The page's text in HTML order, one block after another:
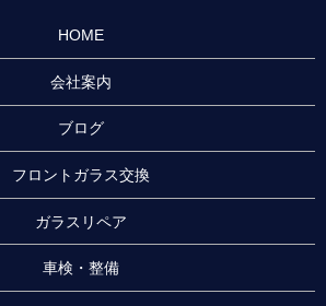
HOME
会社案内
ブログ
フロントガラス交換
ガラスリペア
車検・整備